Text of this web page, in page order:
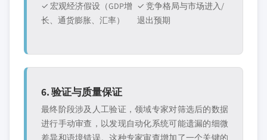
✓ 宏观经济假设（GDP增
长、通货膨胀、汇率）
✓ 竞争格局与市场进入/
退出预期
6. 验证与质量保证
最终阶段涉及人工验证，领域专家对筛选后的数据
进行手动审查，以发现自动化系统可能遗漏的细微
差异和语境错误。这种专家审查增加了一个关键的